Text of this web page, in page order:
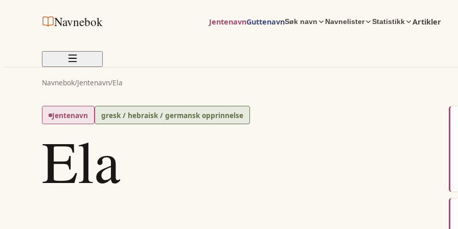
Navnebok JentenavnGuttenavnSøk navn Navnelister Statistikk Artikler
Navnebok/Jentenavn/Ela
Jentenavn gresk / hebraisk / germansk opprinnelse
Ela